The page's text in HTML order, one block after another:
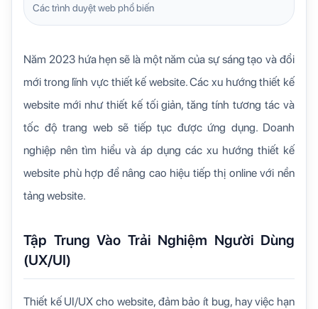
Các trình duyệt web phổ biến
Năm 2023 hứa hẹn sẽ là một năm của sự sáng tạo và đổi
mới trong lĩnh vực thiết kế website. Các xu hướng thiết kế
website mới như thiết kế tối giản, tăng tính tương tác và
tốc độ trang web sẽ tiếp tục được ứng dụng. Doanh
nghiệp nên tìm hiểu và áp dụng các xu hướng thiết kế
website phù hợp để nâng cao hiệu tiếp thị online với nền
tảng website.
Tập Trung Vào Trải Nghiệm Người Dùng
(UX/UI)
Thiết kế UI/UX cho website, đảm bảo ít bug, hay việc hạn